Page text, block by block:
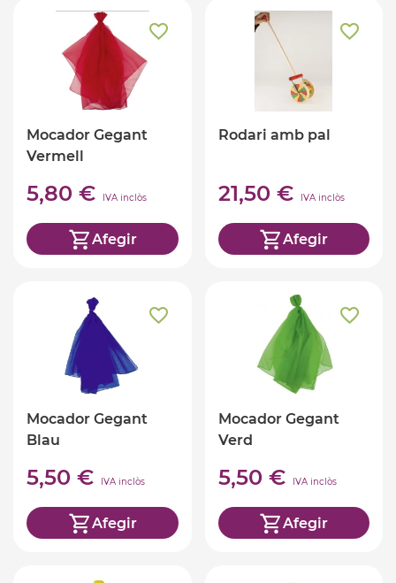
Mocador Gegant
Vermell
5,80 € IVA inclòs
Afegir
Rodari amb pal
21,50 € IVA inclòs
Afegir
Mocador Gegant
Blau
5,50 € IVA inclòs
Afegir
Mocador Gegant
Verd
5,50 € IVA inclòs
Afegir